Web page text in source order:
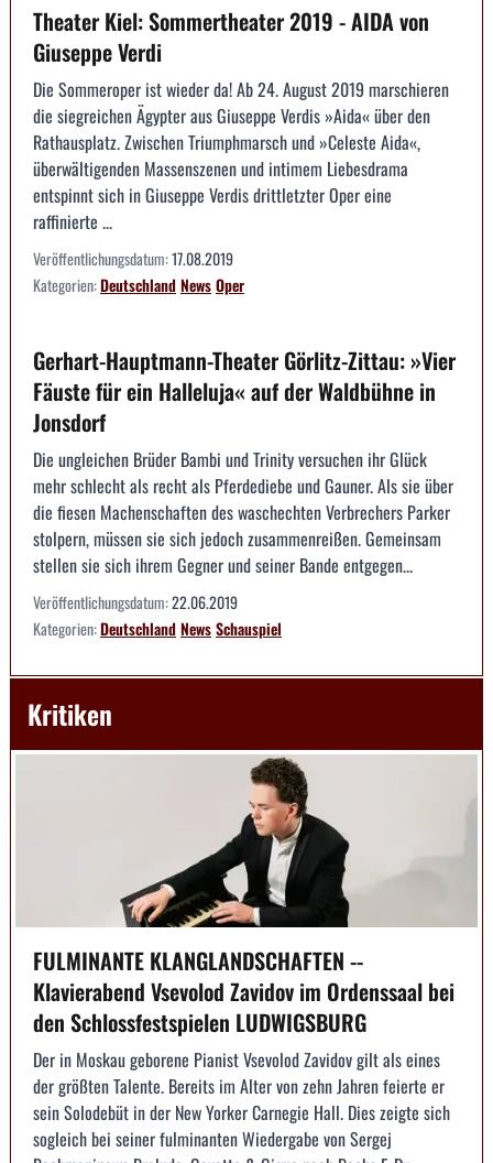
Theater Kiel: Sommertheater 2019 - AIDA von
Giuseppe Verdi
Die Sommeroper ist wieder da! Ab 24. August 2019 marschieren
die siegreichen Ägypter aus Giuseppe Verdis »Aida« über den
Rathausplatz. Zwischen Triumphmarsch und »Celeste Aida«,
überwältigenden Massenszenen und intimem Liebesdrama
entspinnt sich in Giuseppe Verdis drittletzter Oper eine
raffinierte ...
Veröffentlichungsdatum:17.08.2019
Kategorien:DeutschlandNewsOper
Gerhart-Hauptmann-Theater Görlitz-Zittau: »Vier
Fäuste für ein Halleluja« auf der Waldbühne in
Jonsdorf
Die ungleichen Brüder Bambi und Trinity versuchen ihr Glück
mehr schlecht als recht als Pferdediebe und Gauner. Als sie über
die fiesen Machenschaften des waschechten Verbrechers Parker
stolpern, müssen sie sich jedoch zusammenreißen. Gemeinsam
stellen sie sich ihrem Gegner und seiner Bande entgegen...
Veröffentlichungsdatum:22.06.2019
Kategorien:DeutschlandNewsSchauspiel
Kritiken
FULMINANTE KLANGLANDSCHAFTEN --
Klavierabend Vsevolod Zavidov im Ordenssaal bei
den Schlossfestspielen LUDWIGSBURG
Der in Moskau geborene Pianist Vsevolod Zavidov gilt als eines
der größten Talente. Bereits im Alter von zehn Jahren feierte er
sein Solodebüt in der New Yorker Carnegie Hall. Dies zeigte sich
sogleich bei seiner fulminanten Wiedergabe von Sergej